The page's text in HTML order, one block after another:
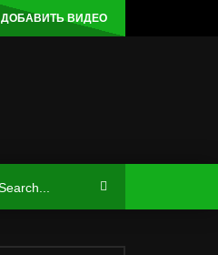
ДОБАВИТЬ ВИДЕО